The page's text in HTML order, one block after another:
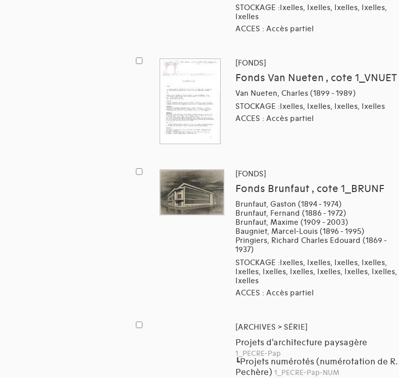
STOCKAGE :Ixelles, Ixelles, Ixelles, Ixelles,
Ixelles
ACCES : Accès partiel
[FONDS]
Fonds Van Nueten , cote 1_VNUET
Van Nueten, Charles (1899 - 1989)
STOCKAGE :Ixelles, Ixelles, Ixelles, Ixelles
ACCES : Accès partiel
[FONDS]
Fonds Brunfaut , cote 1_BRUNF
Brunfaut, Gaston (1894 - 1974)
Brunfaut, Fernand (1886 - 1972)
Brunfaut, Maxime (1909 - 2003)
Baugniet, Marcel-Louis (1896 - 1995)
Pringiers, Richard Charles Edouard (1869 -
1937)
STOCKAGE :Ixelles, Ixelles, Ixelles, Ixelles,
Ixelles, Ixelles, Ixelles, Ixelles, Ixelles, Ixelles,
Ixelles
ACCES : Accès partiel
[ARCHIVES > SÉRIE]
Projets d'architecture paysagère
1_PECRE-Pap
┗Projets numérotés (numérotation de R.
Pechère) 1_PECRE-Pap-NUM